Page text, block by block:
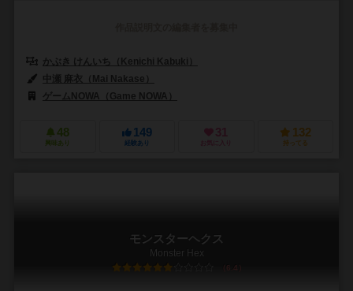
かぶき けんいち（Kenichi Kabuki）
中瀬 麻衣（Mai Nakase）
ゲームNOWA（Game NOWA）
48
興味あり
149
経験あり
31
お気に入り
132
持ってる
モンスターヘクス
Monster Hex
6.4